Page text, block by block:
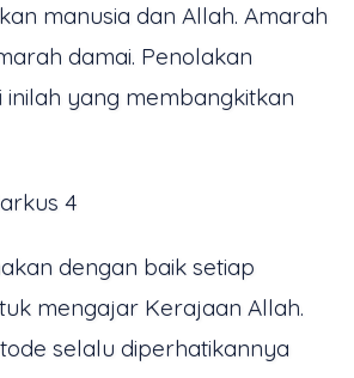
manusia dan Allah. Amarah
damai. Penolakan
yang membangkitkan
4
dengan baik setiap
mengajar Kerajaan Allah.
selalu diperhatikannya